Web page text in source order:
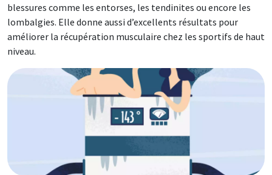
blessures comme les entorses, les tendinites ou encore les
lombalgies. Elle donne aussi d’excellents résultats pour
améliorer la récupération musculaire chez les sportifs de haut
niveau.
Image